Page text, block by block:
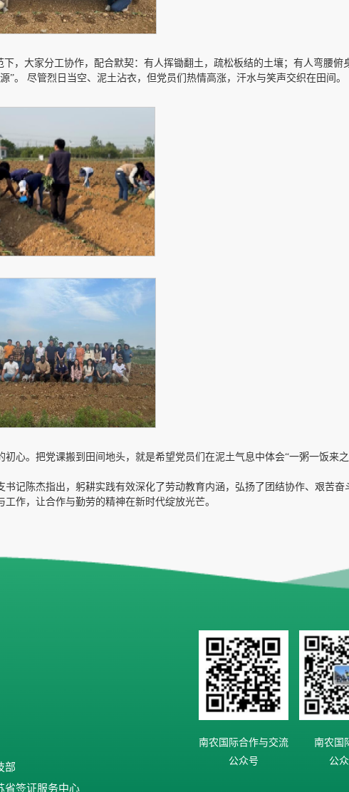
，大家分工协作，配合默契：有人挥锄翻土，疏松板结的土壤；有人弯腰俯
。 尽管烈日当空、泥土沾衣，但党员们热情高涨，汗水与笑声交织在田间。
心。把党课搬到田间地头，就是希望党员们在泥土气息中体会“一粥一饭来
记陈杰指出，躬耕实践有效深化了劳动教育内涵，弘扬了团结协作、艰苦奋
作，让合作与勤劳的精神在新时代绽放光芒。
部
省签证服务中心
南农国际合作与交流
公众号
南农国
公